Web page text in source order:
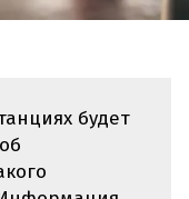
будет